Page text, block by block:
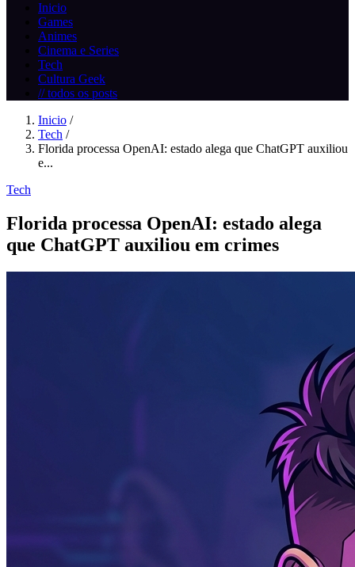
Inicio
Games
Animes
Cinema e Series
Tech
Cultura Geek
// todos os posts
Inicio /
Tech /
Florida processa OpenAI: estado alega que ChatGPT auxiliou
e...
Tech
Florida processa OpenAI: estado alega
que ChatGPT auxiliou em crimes